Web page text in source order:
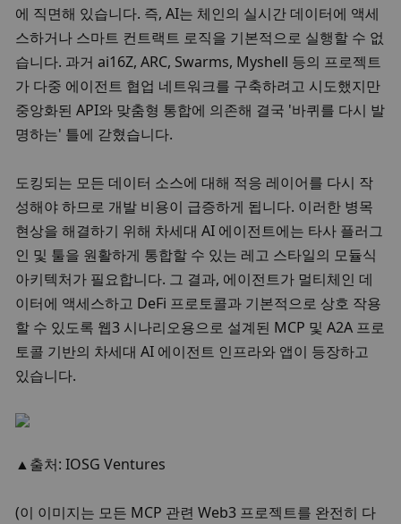
에 직면해 있습니다. 즉, AI는 체인의 실시간 데이터에 액세
스하거나 스마트 컨트랙트 로직을 기본적으로 실행할 수 없
습니다. 과거 ai16Z, ARC, Swarms, Myshell 등의 프로젝트
가 다중 에이전트 협업 네트워크를 구축하려고 시도했지만
중앙화된 API와 맞춤형 통합에 의존해 결국 '바퀴를 다시 발
명하는' 틀에 갇혔습니다.
도킹되는 모든 데이터 소스에 대해 적응 레이어를 다시 작
성해야 하므로 개발 비용이 급증하게 됩니다. 이러한 병목
현상을 해결하기 위해 차세대 AI 에이전트에는 타사 플러그
인 및 툴을 원활하게 통합할 수 있는 레고 스타일의 모듈식
아키텍처가 필요합니다. 그 결과, 에이전트가 멀티체인 데
이터에 액세스하고 DeFi 프로토콜과 기본적으로 상호 작용
할 수 있도록 웹3 시나리오용으로 설계된 MCP 및 A2A 프로
토콜 기반의 차세대 AI 에이전트 인프라와 앱이 등장하고
있습니다.
▲출처: IOSG Ventures
(이 이미지는 모든 MCP 관련 Web3 프로젝트를 완전히 다